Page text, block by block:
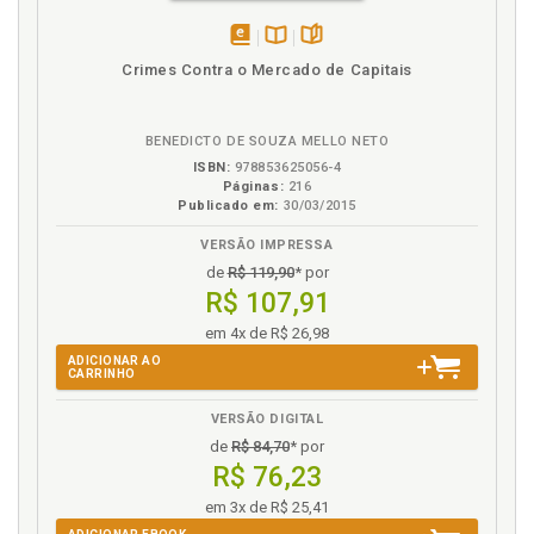
Faturamento comercial. Percentual ideal para
desconto considerando a relativa proporção no
Fenômeno patrimonial e sua gestão, p. 63
patrimonial e gestão comercial, p. 87
Financiamento. Busca de financiamento e a gestão
de prazos pela empre-sa comercial, p. 123
Gestão comercial. Informação, fenômeno
patrimonial e gestão comercial, p. 87
Gestão das compras e vendas, p. 65
Gestão das dívidas, p. 75
gestão dos comér-cios, p. 245
Gestão de comércio. Diagnóstico e orientação. A
gestão dos estoques gerenciais, p. 252
Gestão de comércio. Diagnóstico e orientação. As
Crimes Contra o Mercado de Capitais
BENEDICTO DE SOUZA MELLO NETO
ISBN: 978853625056-4
Páginas: 216
Publicado em: 30/03/2015
VERSÃO IMPRESSA
deR$ 119,90* por
R$ 107,91
em 4x de R$ 26,98
ADICIONAR AO
CARRINHO
VERSÃO DIGITAL
de R$ 84,70* por
R$ 76,23
em 3x de R$ 25,41